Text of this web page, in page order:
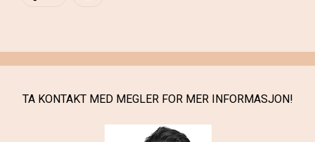
TA KONTAKT MED MEGLER FOR MER INFORMASJON!